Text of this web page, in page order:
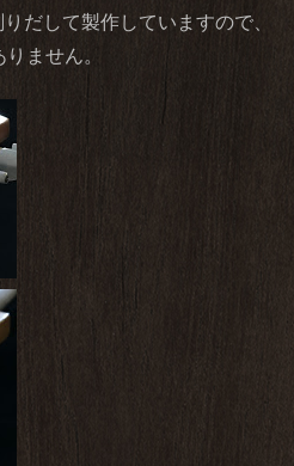
だして製作していますので、
ません。